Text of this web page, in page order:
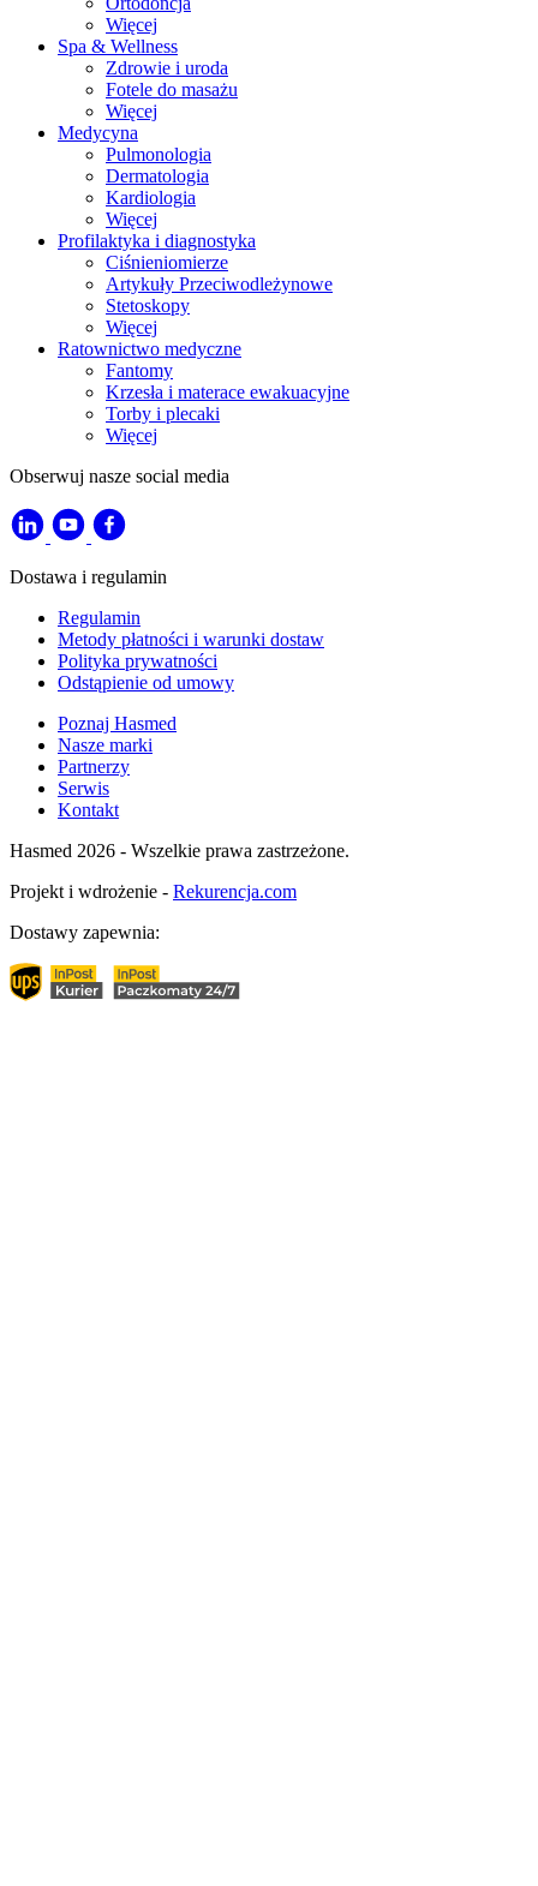
Więcej
Spa & Wellness
Zdrowie i uroda
Fotele do masażu
Więcej
Medycyna
Pulmonologia
Dermatologia
Kardiologia
Więcej
Profilaktyka i diagnostyka
Ciśnieniomierze
Artykuły Przeciwodleżynowe
Stetoskopy
Więcej
Ratownictwo medyczne
Fantomy
Krzesła i materace ewakuacyjne
Torby i plecaki
Więcej
Obserwuj nasze social media
Dostawa i regulamin
Regulamin
Metody płatności i warunki dostaw
Polityka prywatności
Odstąpienie od umowy
Poznaj Hasmed
Nasze marki
Partnerzy
Serwis
Kontakt
Hasmed 2026 - Wszelkie prawa zastrzeżone.
Projekt i wdrożenie - Rekurencja.com
Dostawy zapewnia: